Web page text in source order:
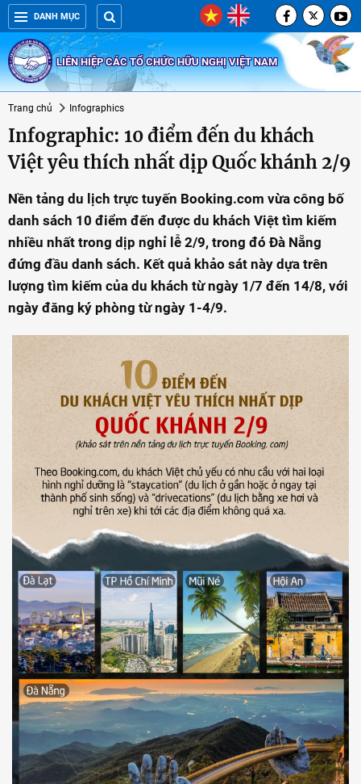
DANH MỤC
LIÊN HIỆP CÁC TỔ CHỨC HỮU NGHỊ VIỆT NAM
Trang chủ Infographics
Infographic: 10 điểm đến du khách
Việt yêu thích nhất dịp Quốc khánh 2/9
Nền tảng du lịch trực tuyến Booking.com vừa công bố
danh sách 10 điểm đến được du khách Việt tìm kiếm
nhiều nhất trong dịp nghỉ lễ 2/9, trong đó Đà Nẵng
đứng đầu danh sách. Kết quả khảo sát này dựa trên
lượng tìm kiếm của du khách từ ngày 1/7 đến 14/8, với
ngày đăng ký phòng từ ngày 1-4/9.